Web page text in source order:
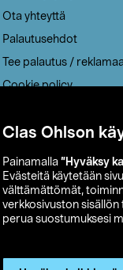
Clas Ohlson
Painamalla ”Hyväksy
Evästeitä käytetään
välttämättömät,
verkkosivuston sisällön
perua suostumuksesi
Ota yhteyttä
Palautusehdot
Tee palautus /
Cookie policy
Saavutettavuus